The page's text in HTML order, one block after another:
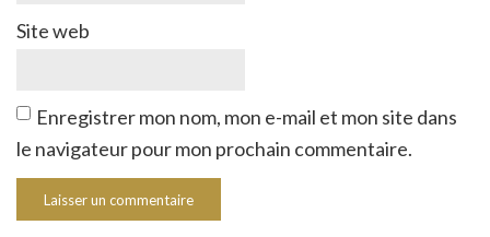
Site web
Enregistrer mon nom, mon e-mail et mon site dans
le navigateur pour mon prochain commentaire.